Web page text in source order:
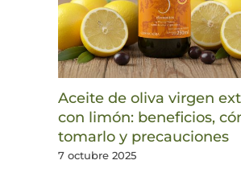
Aceite de oliva virgen
con limón: beneficios,
tomarlo y precauciones
7 octubre 2025